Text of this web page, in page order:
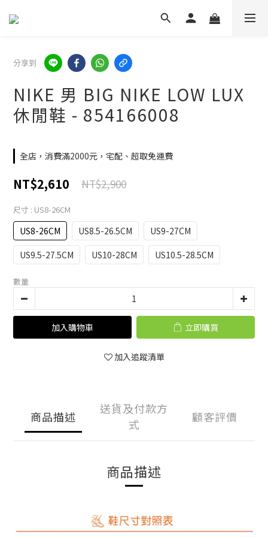
分享到
NIKE 男 BIG NIKE LOW LUX
休閒鞋 - 854166008
全店，消費滿2000元，宅配、超取免運費
NT$2,610 NT$2,900
尺寸 : US8-26CM
US8-26CM US8.5-26.5CM
US9-27CM
US9.5-27.5CM
US10-28CM US10.5-28.5CM
數量
加入購物車 立即購買
加入追蹤清單
商品描述
送貨及付款方
式
顧客評價
商品描述